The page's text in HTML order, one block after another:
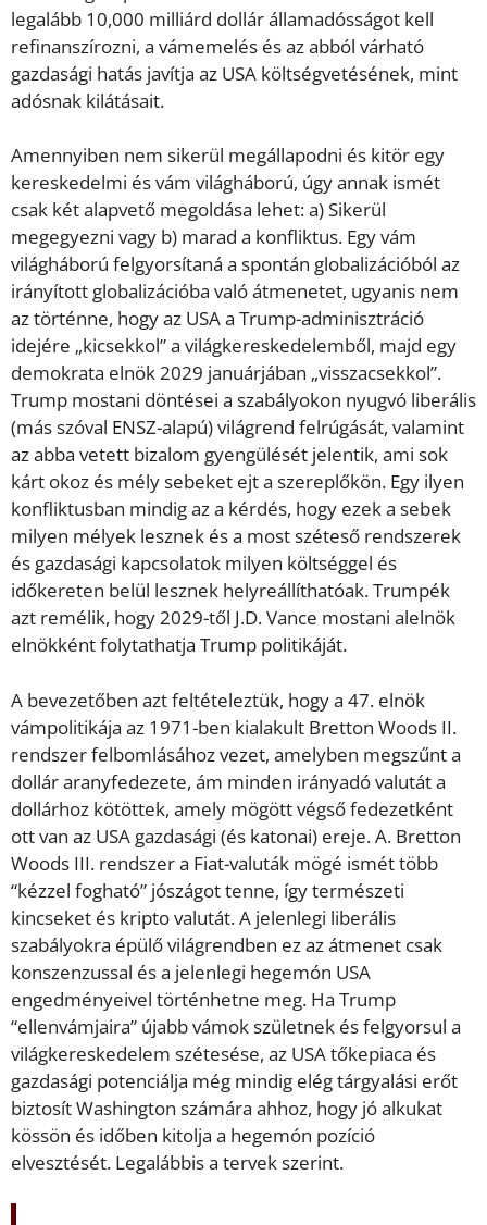
legalább 10,000 milliárd dollár államadósságot kell
refinanszírozni, a vámemelés és az abból várható
gazdasági hatás javítja az USA költségvetésének, mint
adósnak kilátásait.
Amennyiben nem sikerül megállapodni és kitör egy
kereskedelmi és vám világháború, úgy annak ismét
csak két alapvető megoldása lehet: a) Sikerül
megegyezni vagy b) marad a konfliktus. Egy vám
világháború felgyorsítaná a spontán globalizációból az
irányított globalizációba való átmenetet, ugyanis nem
az történne, hogy az USA a Trump-adminisztráció
idejére „kicsekkol” a világkereskedelemből, majd egy
demokrata elnök 2029 januárjában „visszacsekkol”.
Trump mostani döntései a szabályokon nyugvó liberális
(más szóval ENSZ-alapú) világrend felrúgását, valamint
az abba vetett bizalom gyengülését jelentik, ami sok
kárt okoz és mély sebeket ejt a szereplőkön. Egy ilyen
konfliktusban mindig az a kérdés, hogy ezek a sebek
milyen mélyek lesznek és a most széteső rendszerek
és gazdasági kapcsolatok milyen költséggel és
időkereten belül lesznek helyreállíthatóak. Trumpék
azt remélik, hogy 2029-től J.D. Vance mostani alelnök
elnökként folytathatja Trump politikáját.
A bevezetőben azt feltételeztük, hogy a 47. elnök
vámpolitikája az 1971-ben kialakult Bretton Woods II.
rendszer felbomlásához vezet, amelyben megszűnt a
dollár aranyfedezete, ám minden irányadó valutát a
dollárhoz kötöttek, amely mögött végső fedezetként
ott van az USA gazdasági (és katonai) ereje. A. Bretton
Woods III. rendszer a Fiat-valuták mögé ismét több
“kézzel fogható” jószágot tenne, így természeti
kincseket és kripto valutát. A jelenlegi liberális
szabályokra épülő világrendben ez az átmenet csak
konszenzussal és a jelenlegi hegemón USA
engedményeivel történhetne meg. Ha Trump
“ellenvámjaira” újabb vámok születnek és felgyorsul a
világkereskedelem szétesése, az USA tőkepiaca és
gazdasági potenciálja még mindig elég tárgyalási erőt
biztosít Washington számára ahhoz, hogy jó alkukat
kössön és időben kitolja a hegemón pozíció
elvesztését. Legalábbis a tervek szerint.